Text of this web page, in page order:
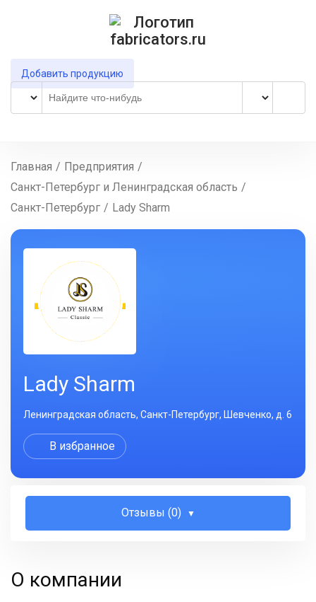
Добавить продукцию
Главная / Предприятия /
Санкт-Петербург и Ленинградская область /
Санкт-Петербург / Lady Sharm
Lady Sharm
Ленинградская область, Санкт-Петербург, Шевченко, д. 6
В избранное
Отзывы (0)
О компании